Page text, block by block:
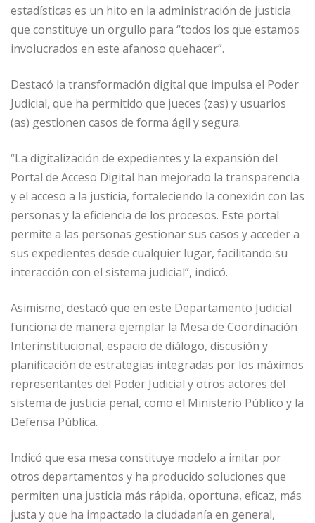
estadísticas es un hito en la administración de justicia
que constituye un orgullo para “todos los que estamos
involucrados en este afanoso quehacer”.
Destacó la transformación digital que impulsa el Poder
Judicial, que ha permitido que jueces (zas) y usuarios
(as) gestionen casos de forma ágil y segura.
“La digitalización de expedientes y la expansión del
Portal de Acceso Digital han mejorado la transparencia
y el acceso a la justicia, fortaleciendo la conexión con las
personas y la eficiencia de los procesos. Este portal
permite a las personas gestionar sus casos y acceder a
sus expedientes desde cualquier lugar, facilitando su
interacción con el sistema judicial”, indicó.
Asimismo, destacó que en este Departamento Judicial
funciona de manera ejemplar la Mesa de Coordinación
Interinstitucional, espacio de diálogo, discusión y
planificación de estrategias integradas por los máximos
representantes del Poder Judicial y otros actores del
sistema de justicia penal, como el Ministerio Público y la
Defensa Pública.
Indicó que esa mesa constituye modelo a imitar por
otros departamentos y ha producido soluciones que
permiten una justicia más rápida, oportuna, eficaz, más
justa y que ha impactado la ciudadanía en general,